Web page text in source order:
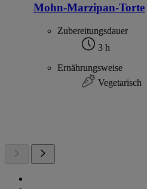
Mohn-Marzipan-Torte
Zubereitungsdauer
3 h
Ernährungsweise
Vegetarisch